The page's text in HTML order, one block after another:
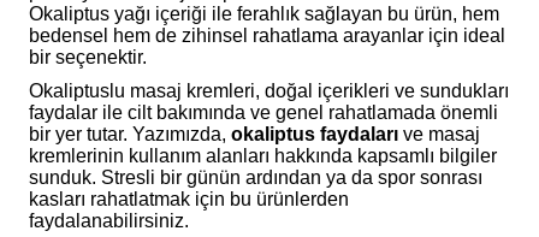
Okaliptus yağı içeriği ile ferahlık sağlayan bu ürün, hem
bedensel hem de zihinsel rahatlama arayanlar için ideal
bir seçenektir.
Okaliptuslu masaj kremleri, doğal içerikleri ve sundukları
faydalar ile cilt bakımında ve genel rahatlamada önemli
bir yer tutar. Yazımızda, okaliptus faydaları ve masaj
kremlerinin kullanım alanları hakkında kapsamlı bilgiler
sunduk. Stresli bir günün ardından ya da spor sonrası
kasları rahatlatmak için bu ürünlerden
faydalanabilirsiniz.